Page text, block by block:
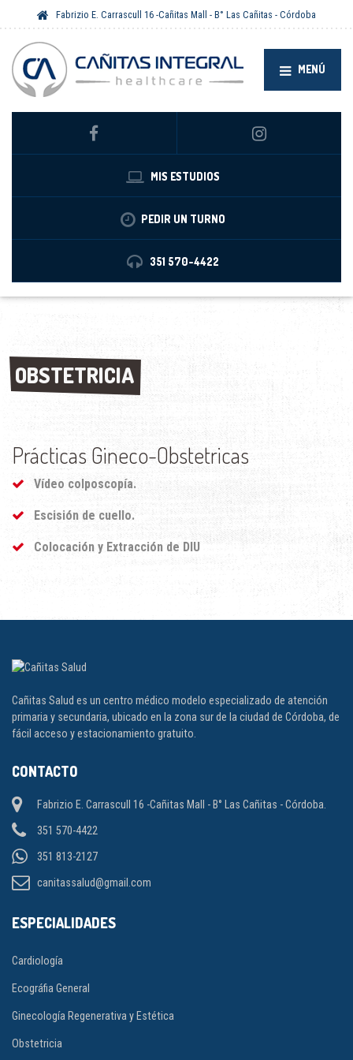
Fabrizio E. Carrascull 16 -Cañitas Mall - B° Las Cañitas - Córdoba
MENÚ
MIS ESTUDIOS
PEDIR UN TURNO
351 570-4422
OBSTETRICIA
OBSTETRICIA
Prácticas Gineco-Obstetricas
Vídeo colposcopía.
Escisión de cuello.
Colocación y Extracción de DIU
Cañitas Salud es un centro médico modelo especializado de atención
primaria y secundaria, ubicado en la zona sur de la ciudad de Córdoba, de
fácil acceso y estacionamiento gratuito.
CONTACTO
Fabrizio E. Carrascull 16 -Cañitas Mall - B° Las Cañitas - Córdoba.
351 570-4422
351 813-2127
canitassalud@gmail.com
ESPECIALIDADES
Cardiología
Ecográfia General
Ginecología Regenerativa y Estética
Obstetricia